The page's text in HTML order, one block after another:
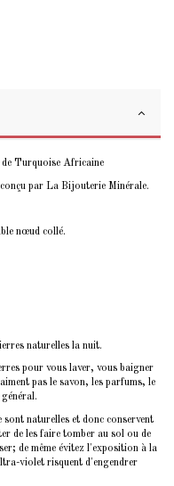
de Turquoise Africaine
par La Bijouterie Minérale.
nœud collé.
naturelles la nuit.
pour vous laver, vous baigner
pas le savon, les parfums, le
naturelles et donc conservent
de les faire tomber au sol ou de
de même évitez l'exposition à la
violet risquent d'engendrer